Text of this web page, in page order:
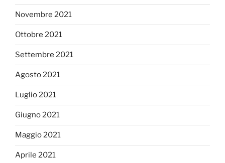
Novembre 2021
Ottobre 2021
Settembre 2021
Agosto 2021
Luglio 2021
Giugno 2021
Maggio 2021
Aprile 2021